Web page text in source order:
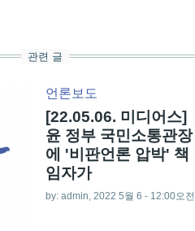
관련 글
언론보도
[22.05.06. 미디어스]
윤 정부 국민소통관장
에 '비판언론 압박' 책
임자가
by: admin , 2022 5월 6 - 12:00오전